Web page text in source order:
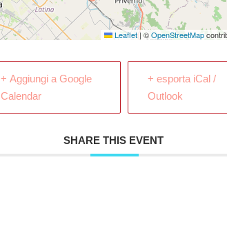
Leaflet | ©OpenStreetMap
+ Aggiungi a Google
Calendar
+ esporta iCal /
Outlook
SHARE THIS EVENT